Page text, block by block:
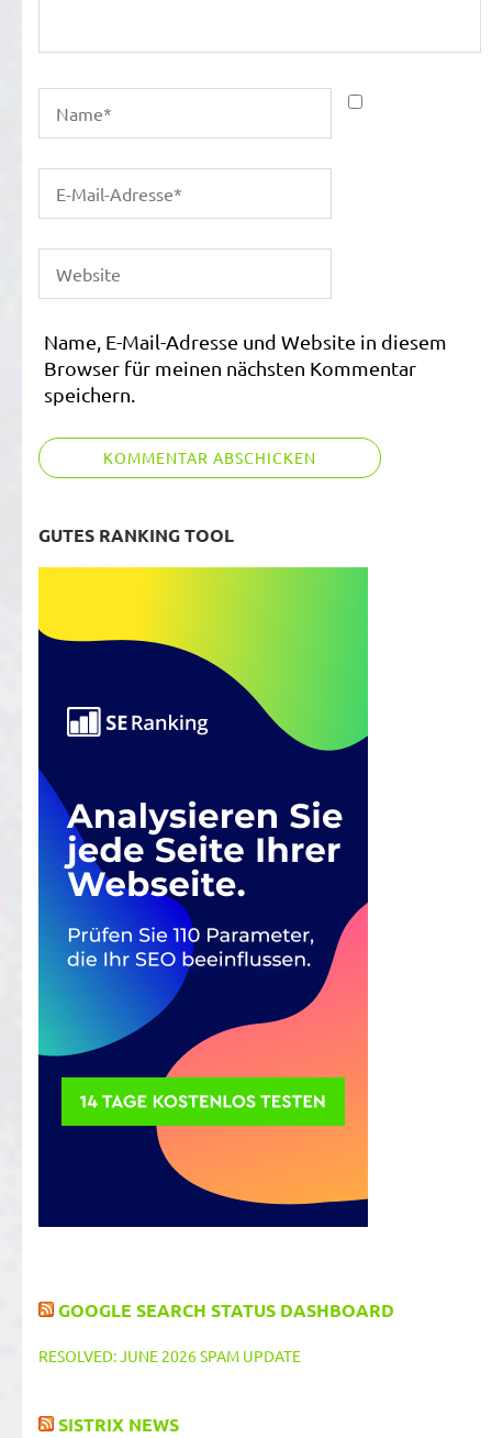
Name, E-Mail-Adresse und Website in diesem
Browser für meinen nächsten Kommentar
speichern.
GUTES RANKING TOOL
GOOGLE SEARCH STATUS DASHBOARD
RESOLVED: JUNE 2026 SPAM UPDATE
SISTRIX NEWS